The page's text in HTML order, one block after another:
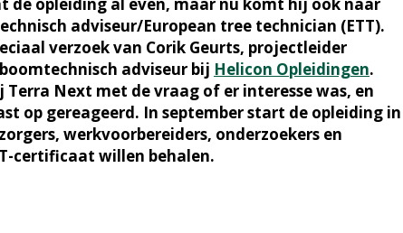
adviseur/European tree technician (ETT).
verzoek van Corik Geurts, projectleider
adviseur bij Helicon Opleidingen.
Terra Next met de vraag of er interesse was, en
op gereageerd. In september start de opleiding in
werkvoorbereiders, onderzoekers en
certificaat willen behalen.